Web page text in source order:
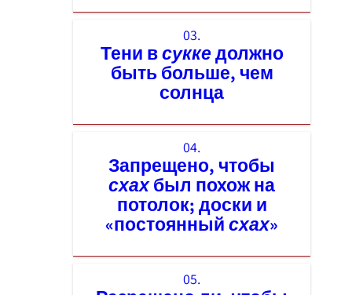
03.
Тени всуккедолжно
быть больше, чем
солнца
04.
Запрещено, чтобы
схахбыл похож на
потолок; доски и
«постоянный схах»
05.